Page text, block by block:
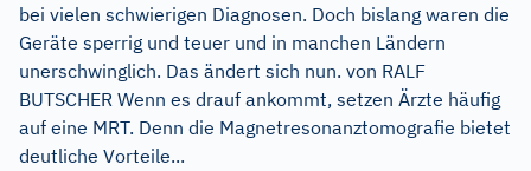
bei vielen schwierigen Diagnosen. Doch bislang waren die
Geräte sperrig und teuer und in manchen Ländern
unerschwinglich. Das ändert sich nun. von RALF
BUTSCHER Wenn es drauf ankommt, setzen Ärzte häufig
auf eine MRT. Denn die Magnetresonanztomografie bietet
deutliche Vorteile...